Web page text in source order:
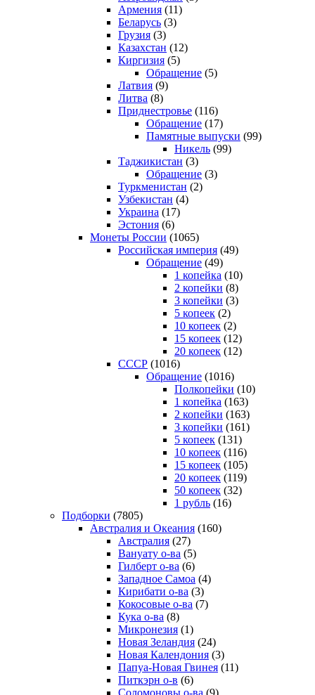
Армения (11)
Беларусь (3)
Грузия (3)
Казахстан (12)
Киргизия (5)
Обращение (5)
Латвия (9)
Литва (8)
Приднестровье (116)
Обращение (17)
Памятные выпуски (99)
Никель (99)
Таджикистан (3)
Обращение (3)
Туркменистан (2)
Узбекистан (4)
Украина (17)
Эстония (6)
Монеты России (1065)
Российская империя (49)
Обращение (49)
1 копейка (10)
2 копейки (8)
3 копейки (3)
5 копеек (2)
10 копеек (2)
15 копеек (12)
20 копеек (12)
СССР (1016)
Обращение (1016)
Полкопейки (10)
1 копейка (163)
2 копейки (163)
3 копейки (161)
5 копеек (131)
10 копеек (116)
15 копеек (105)
20 копеек (119)
50 копеек (32)
1 рубль (16)
Подборки (7805)
Австралия и Океания (160)
Австралия (27)
Вануату о-ва (5)
Гилберт о-ва (6)
Западное Самоа (4)
Кирибати о-ва (3)
Кокосовые о-ва (7)
Кука о-ва (8)
Микронезия (1)
Новая Зеландия (24)
Новая Календония (3)
Папуа-Новая Гвинея (11)
Питкэрн о-в (6)
Соломоновы о-ва (9)